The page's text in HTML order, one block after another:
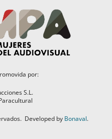
por:
S.L.
Developed by Bonaval.